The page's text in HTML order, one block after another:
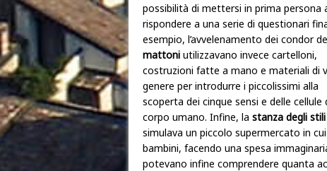
possibilità di mettersi in prima persona
rispondere a una serie di questionari
esempio, l’avvelenamento dei condor
mattoni utilizzavano invece cartelloni,
costruzioni fatte a mano e materiali di
genere per introdurre i piccolissimi alla
scoperta dei cinque sensi e delle cellule
corpo umano. Infine, la stanza degli
simulava un piccolo supermercato in
bambini, facendo una spesa
potevano infine comprendere quanta